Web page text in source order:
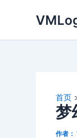
首页
梦
作者：